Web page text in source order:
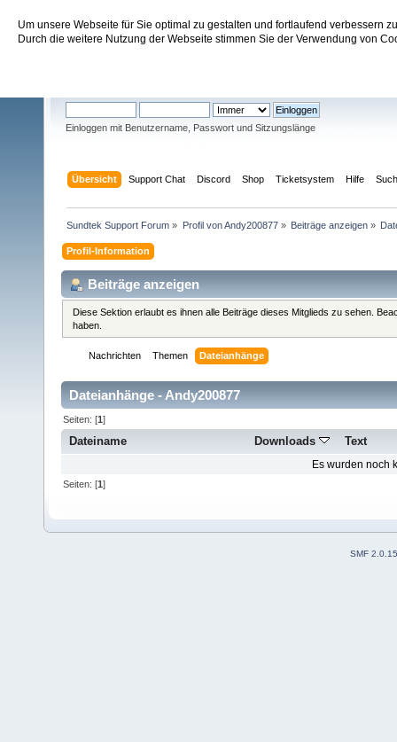
Um unsere Webseite für Sie optimal zu gestalten und fortlaufend verbessern
Durch die weitere Nutzung der Webseite stimmen Sie der Verwendung von
Sundtek Support Forum
Einloggen mit Benutzername, Passwort und Sitzungslänge
Übersicht Support Chat Discord Shop Ticketsystem Hilfe
Sundtek Support Forum » Profil von Andy200877» Beiträge anzeigen»
Profil-Information
Beiträge anzeigen
Diese Sektion erlaubt es ihnen alle Beiträge dieses Mitglieds zu sehen.
haben.
Nachrichten Themen Dateianhänge
Dateianhänge - Andy200877
Seiten: [1]
Dateiname Downloads Text
Es wurden noch
Seiten: [1]
SMF 2.0.15